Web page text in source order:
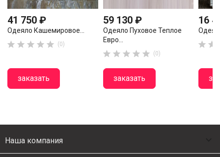
41 750 ₽
Одеяло Кашемировое...
     (0)
заказать
59 130 ₽
Одеяло Пуховое Теплое
Евро...
     (0)
заказать
16
 
Наша компания